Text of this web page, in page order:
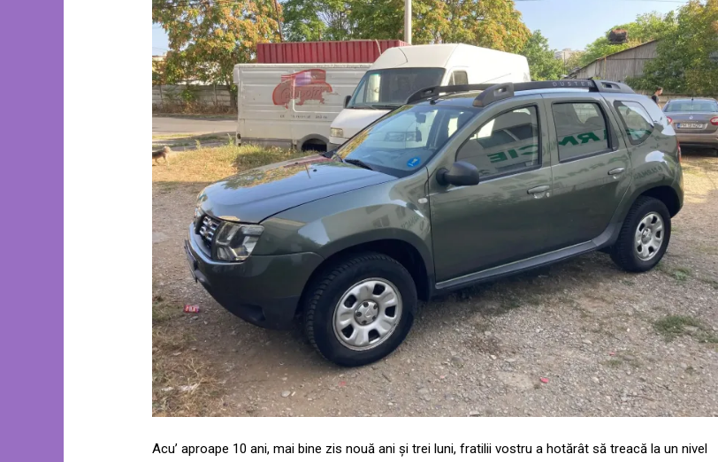
Acu’ aproape 10 ani, mai bine zis nouă ani și trei luni, fratilii vostru a hotărât să treacă la un nivel